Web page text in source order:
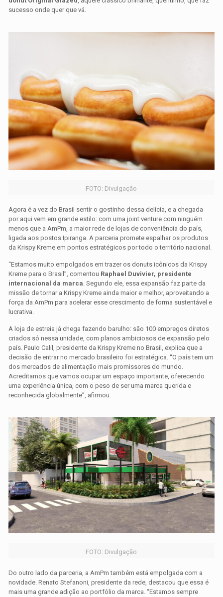
sucesso onde quer que vá.
FOTO: Divulgação
Agora é a vez do Brasil sentir o gostinho dessa delícia, e a chegada
por aqui vem em grande estilo: com uma joint venture com ninguém
menos que a AmPm, a maior rede de lojas de conveniência do país,
ligada aos postos Ipiranga. A parceria promete espalhar os produtos
da Krispy Kreme em pontos estratégicos por todo o território nacional.
“Estamos muito empolgados em trazer os donuts icônicos da Krispy
Kreme para o Brasil”, comentou Raphael Duvivier, presidente
internacional da marca . Segundo ele, essa expansão faz parte da
missão de tornar a Krispy Kreme ainda maior e melhor, aproveitando a
força da AmPm para acelerar esse crescimento de forma sustentável e
lucrativa.
A loja de estreia já chega fazendo barulho: são 100 empregos diretos
criados só nessa unidade, com planos ambiciosos de expansão pelo
país. Paulo Calil, presidente da Krispy Kreme no Brasil, explica que a
decisão de entrar no mercado brasileiro foi estratégica. “O país tem um
dos mercados de alimentação mais promissores do mundo.
Acreditamos que vamos ocupar um espaço importante, oferecendo
uma experiência única, com o peso de ser uma marca querida e
reconhecida globalmente”, afirmou.
FOTO: Divulgação
Do outro lado da parceria, a AmPm também está empolgada com a
novidade. Renato Stefanoni, presidente da rede, destacou que essa é
mais uma grande adição ao portfólio da marca. “Estamos sempre